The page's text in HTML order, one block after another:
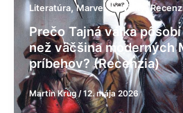
Literatúra,Marvel ,Novinky ,
Prečo Tajná válka
než väčšina moderných
príbehov? (Recenzia)
Martin Krug/12. mája 2026